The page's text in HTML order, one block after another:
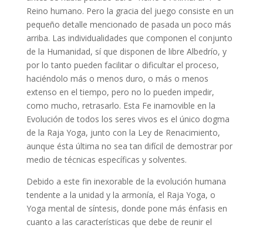
Reino humano. Pero la gracia del juego consiste en un
pequeño detalle mencionado de pasada un poco más
arriba. Las individualidades que componen el conjunto
de la Humanidad, sí que disponen de libre Albedrío, y
por lo tanto pueden facilitar o dificultar el proceso,
haciéndolo más o menos duro, o más o menos
extenso en el tiempo, pero no lo pueden impedir,
como mucho, retrasarlo. Esta Fe inamovible en la
Evolución de todos los seres vivos es el único dogma
de la Raja Yoga, junto con la Ley de Renacimiento,
aunque ésta última no sea tan difícil de demostrar por
medio de técnicas específicas y solventes.
Debido a este fin inexorable de la evolución humana
tendente a la unidad y la armonía, el Raja Yoga, o
Yoga mental de síntesis, donde pone más énfasis en
cuanto a las características que debe de reunir el